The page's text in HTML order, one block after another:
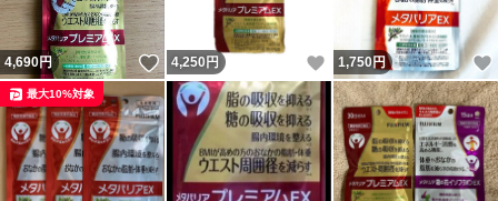
4,690円 いいね！
4,250 円 いいね！
1,750円
最大10%対象